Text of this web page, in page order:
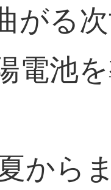
がる
電池
から